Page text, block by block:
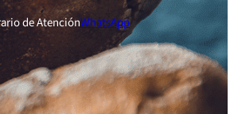
de AtenciónWhatsApp